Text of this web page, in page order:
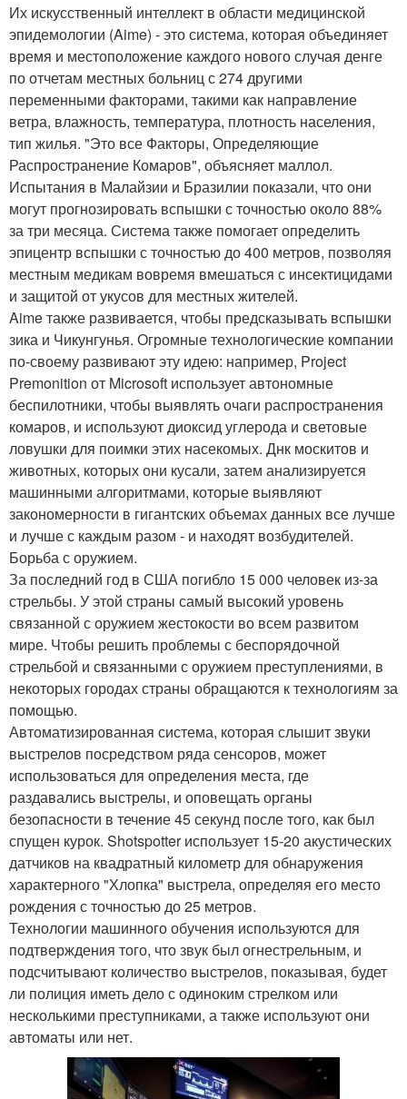
Их искусственный интеллект в области медицинской
эпидемологии (Aime) - это система, которая объединяет
время и местоположение каждого нового случая денге
по отчетам местных больниц с 274 другими
переменными факторами, такими как направление
ветра, влажность, температура, плотность населения,
тип жилья. "Это все Факторы, Определяющие
Распространение Комаров", объясняет маллол.
Испытания в Малайзии и Бразилии показали, что они
могут прогнозировать вспышки с точностью около 88%
за три месяца. Система также помогает определить
эпицентр вспышки с точностью до 400 метров, позволяя
местным медикам вовремя вмешаться с инсектицидами
и защитой от укусов для местных жителей.
Aime также развивается, чтобы предсказывать вспышки
зика и Чикунгунья. Огромные технологические компании
по-своему развивают эту идею: например, Project
Premonition от Microsoft использует автономные
беспилотники, чтобы выявлять очаги распространения
комаров, и используют диоксид углерода и световые
ловушки для поимки этих насекомых. Днк москитов и
животных, которых они кусали, затем анализируется
машинными алгоритмами, которые выявляют
закономерности в гигантских объемах данных все лучше
и лучше с каждым разом - и находят возбудителей.
Борьба с оружием.
За последний год в США погибло 15 000 человек из-за
стрельбы. У этой страны самый высокий уровень
связанной с оружием жестокости во всем развитом
мире. Чтобы решить проблемы с беспорядочной
стрельбой и связанными с оружием преступлениями, в
некоторых городах страны обращаются к технологиям за
помощью.
Автоматизированная система, которая слышит звуки
выстрелов посредством ряда сенсоров, может
использоваться для определения места, где
раздавались выстрелы, и оповещать органы
безопасности в течение 45 секунд после того, как был
спущен курок. Shotspotter использует 15-20 акустических
датчиков на квадратный километр для обнаружения
характерного "Хлопка" выстрела, определяя его место
рождения с точностью до 25 метров.
Технологии машинного обучения используются для
подтверждения того, что звук был огнестрельным, и
подсчитывают количество выстрелов, показывая, будет
ли полиция иметь дело с одиноким стрелком или
несколькими преступниками, а также используют они
автоматы или нет.